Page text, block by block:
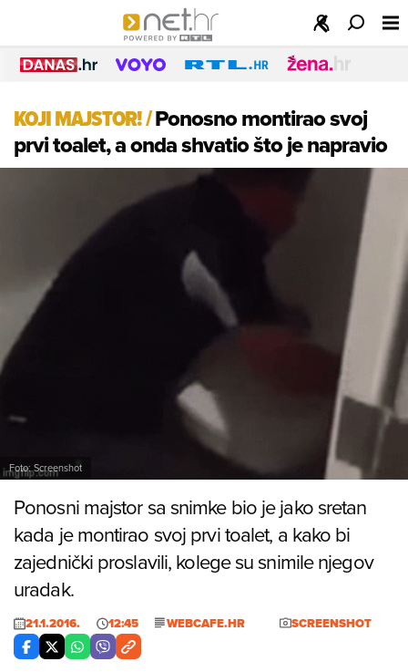
KOJI MAJSTOR!/Ponosno montirao svoj
prvi toalet, a onda shvatio što je napravio
Foto: Screenshot
Ponosni majstor sa snimke bio je jako sretan
kada je montirao svoj prvi toalet, a kako bi
zajednički proslavili, kolege su snimile njegov
uradak.
21.1.2016. 12:45 WEBCAFE.HR SCREENSHOT